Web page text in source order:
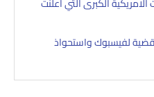
الكبرى التي اعلنت
وقضية لفيسبوك واستحواذ